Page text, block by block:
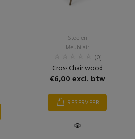
Stoelen
Meubilair
(0)
Cross Chair wood
€6,00 excl. btw
RESERVEER